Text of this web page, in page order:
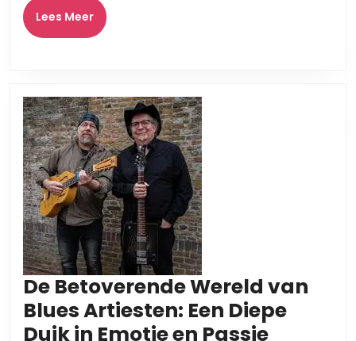
Lees MeerLees
Meer
De Betoverende Wereld van
Blues Artiesten: Een Diepe
Duik in Emotie en PassieDe